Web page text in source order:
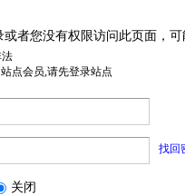
或者您没有权限访问此页面，
点会员,请先登录站点
找回
关闭